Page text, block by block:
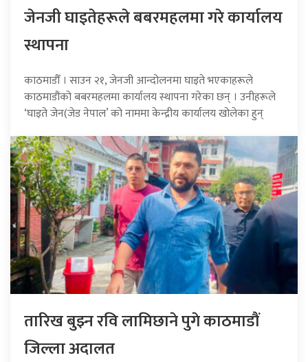
जेनजी घाइतेहरूले बबरमहलमा गरे कार्यालय
स्थापना
काठमाडौँ । साउन २१, जेनजी आन्दोलनमा घाइते भएकाहरूले
काठमाडौंको बबरमहलमा कार्यालय स्थापना गरेका छन् । उनीहरूले
‘घाइते जेन(जेड नेपाल’ को नाममा केन्द्रीय कार्यालय खोलेका हुन्
तारिख बुझ्न रवि लामिछाने पुगे काठमाडौं
जिल्ला अदालत